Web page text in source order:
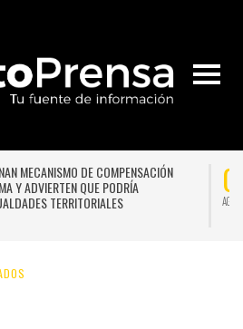
MECANISMO DE COMPENSACIÓN
Y ADVIERTEN QUE PODRÍA
TERRITORIALES
AGO